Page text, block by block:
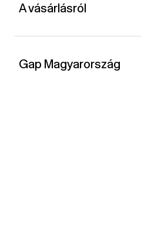
A vásárlásról
Gap Magyarország